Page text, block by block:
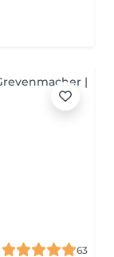
63